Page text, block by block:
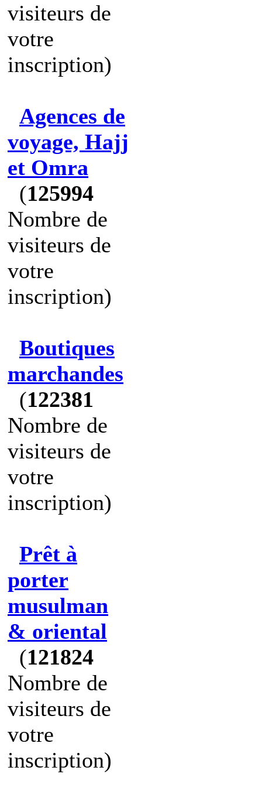
visiteurs de
votre
inscription)
Agences de
voyage, Hajj
et Omra
(125994
Nombre de
visiteurs de
votre
inscription)
Boutiques
marchandes
(122381
Nombre de
visiteurs de
votre
inscription)
Prêt à
porter
musulman
& oriental
(121824
Nombre de
visiteurs de
votre
inscription)